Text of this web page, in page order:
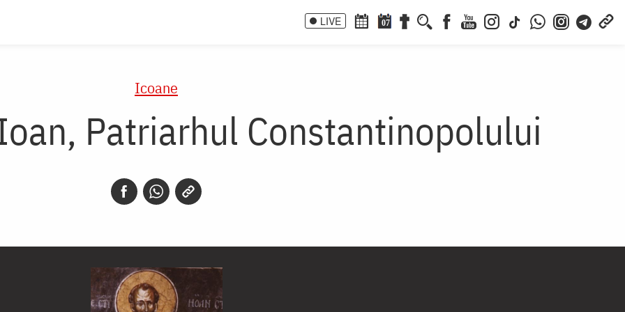
LIVE 07
Icoane
Patriarhul Constantinopolului